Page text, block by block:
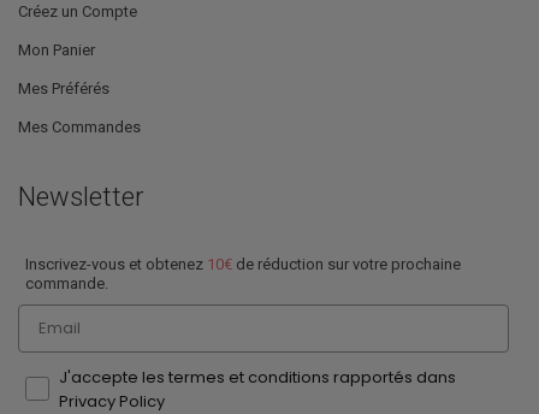
Créez un Compte
Mon Panier
Mes Préférés
Mes Commandes
Newsletter
Inscrivez-vous et obtenez 10€ de réduction sur votre prochaine
commande.
Email
J'accepte les termes et conditions rapportés dans
Privacy Policy